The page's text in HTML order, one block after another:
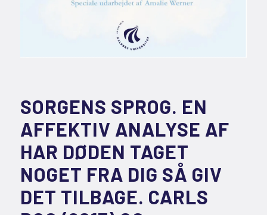
SORGENS SPROG. EN
AFFEKTIV ANALYSE AF
HAR DØDEN TAGET
NOGET FRA DIG SÅ GIV
DET TILBAGE. CARLS